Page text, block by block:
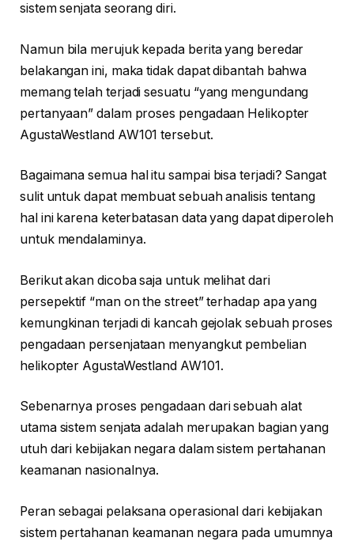
sistem senjata seorang diri.
Namun bila merujuk kepada berita yang beredar
belakangan ini, maka tidak dapat dibantah bahwa
memang telah terjadi sesuatu “yang mengundang
pertanyaan” dalam proses pengadaan Helikopter
AgustaWestland AW101 tersebut.
Bagaimana semua hal itu sampai bisa terjadi? Sangat
sulit untuk dapat membuat sebuah analisis tentang
hal ini karena keterbatasan data yang dapat diperoleh
untuk mendalaminya.
Berikut akan dicoba saja untuk melihat dari
persepektif “man on the street” terhadap apa yang
kemungkinan terjadi di kancah gejolak sebuah proses
pengadaan persenjataan menyangkut pembelian
helikopter AgustaWestland AW101.
Sebenarnya proses pengadaan dari sebuah alat
utama sistem senjata adalah merupakan bagian yang
utuh dari kebijakan negara dalam sistem pertahanan
keamanan nasionalnya.
Peran sebagai pelaksana operasional dari kebijakan
sistem pertahanan keamanan negara pada umumnya